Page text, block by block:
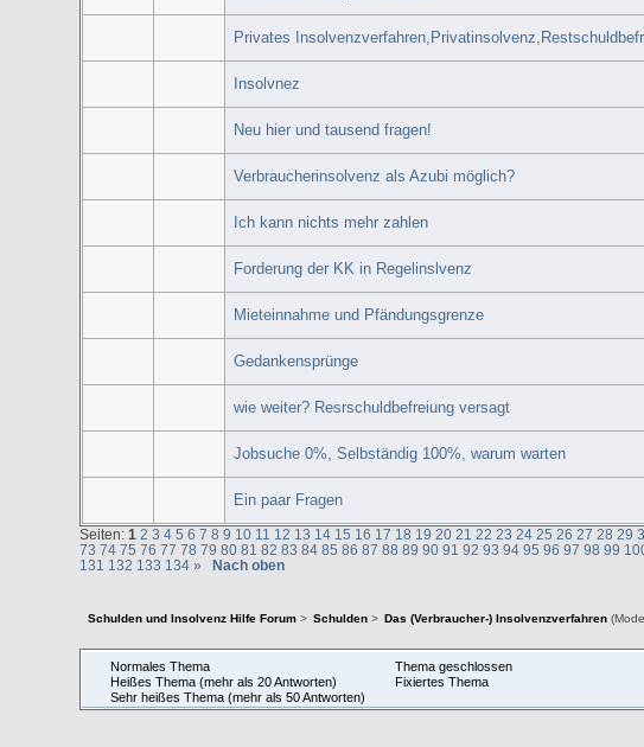
Privates
Insolvnez
Neu hier und tausend fragen!
Verbraucherinsolvenz als Azubi möglich?
Ich kann nichts mehr zahlen
Forderung der KK in Regelinslvenz
Mieteinnahme und Pfändungsgrenze
Gedankensprünge
wie weiter? Resrschuldbefreiung versagt
Jobsuche 0%, Selbständig 100%, warum warten
Ein paar Fragen
Seiten:1 2 3 4 5 6 7 8 9 10 11 12 13 14 15 16 17 18 19 20 21 22 23 24 25 26 27 28 29
73 74 75 76 77 78 79 80 81 82 83 84 85 86 87 88 89 90 91 92 93 94 95 96 97 98 99
131 132 133 134 » Nach oben
Schulden und Insolvenz Hilfe Forum> Schulden> Das (Verbraucher-) Insolvenzverfahren
Normales Thema
Heißes Thema (mehr als 20 Antworten)
Sehr heißes Thema (mehr als 50 Antworten)
Thema geschlossen
Fixiertes Thema